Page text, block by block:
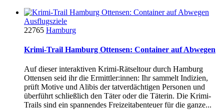
Ausflugsziele
22765 Hamburg
Krimi-Trail Hamburg Ottensen: Container auf Abwegen
Auf dieser interaktiven Krimi-Rätseltour durch Hamburg
Ottensen seid ihr die Ermittler:innen: Ihr sammelt Indizien,
prüft Motive und Alibis der tatverdächtigen Personen und
überführt schließlich den Täter oder die Täterin. Die Krimi-
Trails sind ein spannendes Freizeitabenteuer für die ganze...